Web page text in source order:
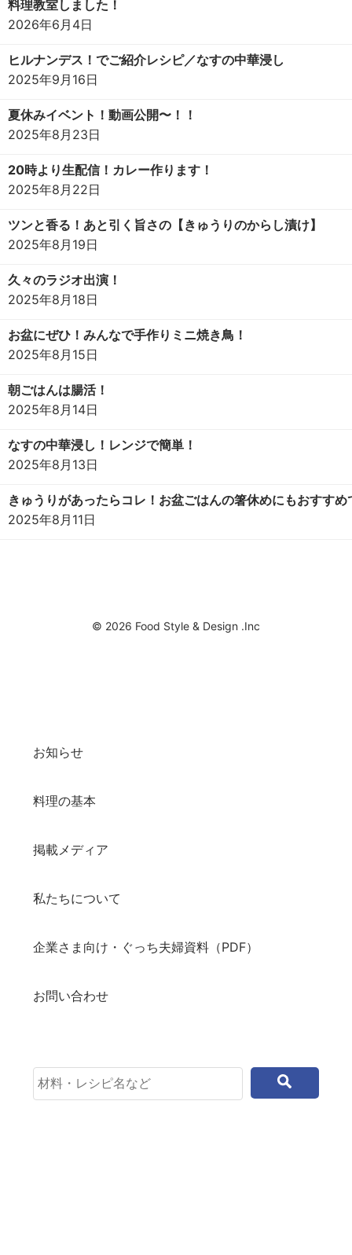
料理教室しました！
2026年6月4日
ヒルナンデス！でご紹介レシピ／なすの中華浸し
2025年9月16日
夏休みイベント！動画公開〜！！
2025年8月23日
20時より生配信！カレー作ります！
2025年8月22日
ツンと香る！あと引く旨さの【きゅうりのからし漬け】
2025年8月19日
久々のラジオ出演！
2025年8月18日
お盆にぜひ！みんなで手作りミニ焼き鳥！
2025年8月15日
朝ごはんは腸活！
2025年8月14日
なすの中華浸し！レンジで簡単！
2025年8月13日
きゅうりがあったらコレ！お盆ごはんの箸休めにもおすすめ
2025年8月11日
© 2026 Food Style & Design .Inc
お知らせ
料理の基本
掲載メディア
私たちについて
企業さま向け・ぐっち夫婦資料（PDF）
お問い合わせ